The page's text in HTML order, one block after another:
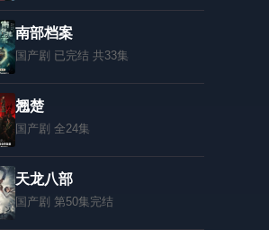
南部档案
国产剧 已完结 共33集
翘楚
国产剧 全24集
天龙八部
国产剧 第50集完结